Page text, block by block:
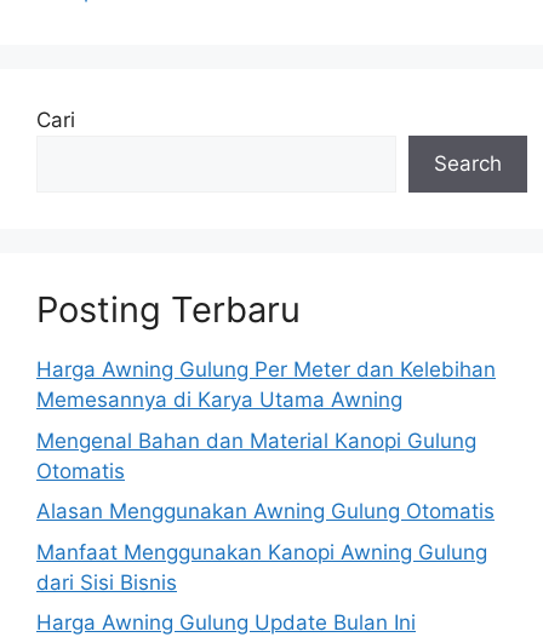
Cari
Search
Posting Terbaru
Harga Awning Gulung Per Meter dan Kelebihan
Memesannya di Karya Utama Awning
Mengenal Bahan dan Material Kanopi Gulung
Otomatis
Alasan Menggunakan Awning Gulung Otomatis
Manfaat Menggunakan Kanopi Awning Gulung
dari Sisi Bisnis
Harga Awning Gulung Update Bulan Ini